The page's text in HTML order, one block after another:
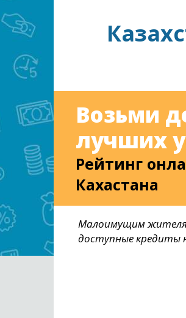
Возьми
лучших
Рейтинг
Кахастана
Малоимущим
доступные кредиты